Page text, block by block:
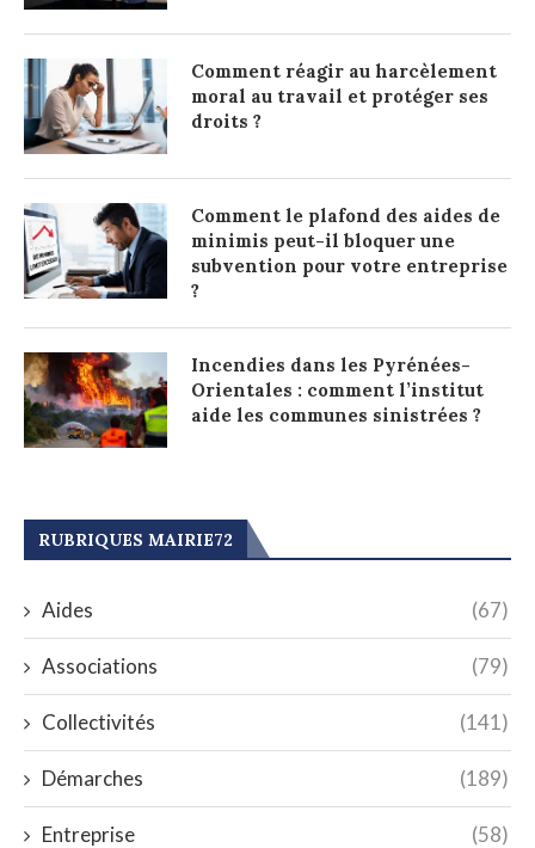
Comment réagir au harcèlement
moral au travail et protéger ses
droits ?
Comment le plafond des aides de
minimis peut-il bloquer une
subvention pour votre entreprise
?
Incendies dans les Pyrénées-
Orientales : comment l’institut
aide les communes sinistrées ?
RUBRIQUES MAIRIE72
Aides (67)
Associations (79)
Collectivités (141)
Démarches (189)
Entreprise (58)